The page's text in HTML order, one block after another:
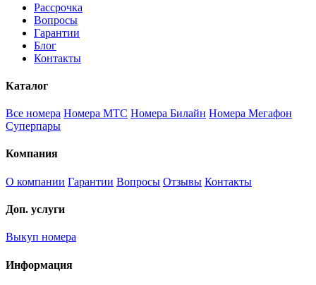
Рассрочка
Вопросы
Гарантии
Блог
Контакты
Каталог
Все номера Номера МТС Номера Билайн Номера Мегафон
Суперпары
Компания
О компании Гарантии Вопросы Отзывы Контакты
Доп. услуги
Выкуп номера
Информация